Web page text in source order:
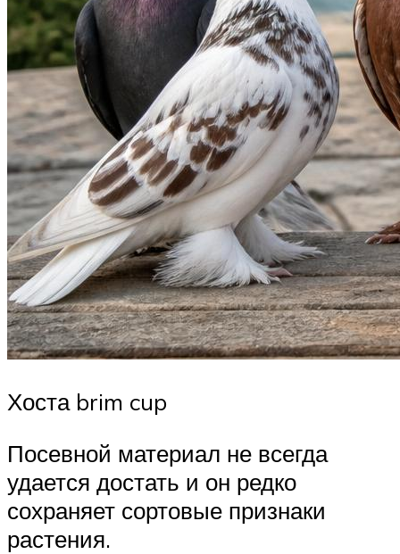
Хоста brim cup
Посевной материал не всегда
удается достать и он редко
сохраняет сортовые признаки
растения.